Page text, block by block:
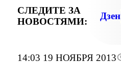
14:03 19 НОЯБРЯ 2013
СЛЕДИТЕ ЗА
НОВОСТЯМИ:
Дзен